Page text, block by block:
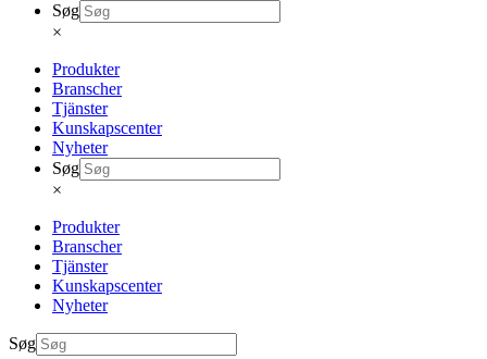
Søg
×
Produkter
Branscher
Tjänster
Kunskapscenter
Nyheter
Søg
×
Produkter
Branscher
Tjänster
Kunskapscenter
Nyheter
Søg